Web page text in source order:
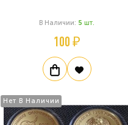
В Наличии: 5 Шт.
100 ₽
Нет В Наличии